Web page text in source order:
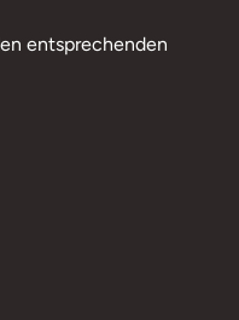
entsprechenden